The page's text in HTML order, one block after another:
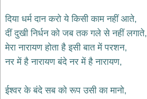
हनुमान
भजन
bhajans
साईं
bhajans
दिया धर्म दान करो ये किसी काम नहीं आते,
दीं दुखी निर्धन को जब तक गले से नहीं लगाते,
मेरा नारायण होता है इसी बात में परशन,
नर में है नारायण बंदे नर में है नारायण,
ईश्वर के बंदे सब को रूप उसी का मानो,